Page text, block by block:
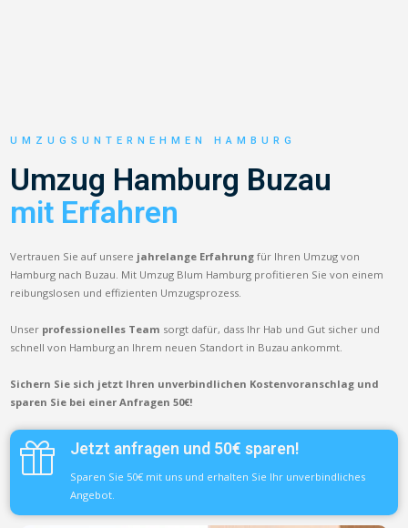
UMZUGSUNTERNEHMEN HAMBURG
Umzug Hamburg Buzau
mit Erfahren
Vertrauen Sie auf unsere jahrelange Erfahrung für Ihren Umzug von
Hamburg nach Buzau. Mit Umzug Blum Hamburg profitieren Sie von einem
reibungslosen und effizienten Umzugsprozess.
Unser professionelles Team sorgt dafür, dass Ihr Hab und Gut sicher und
schnell von Hamburg an Ihrem neuen Standort in Buzau ankommt.
Sichern Sie sich jetzt Ihren unverbindlichen Kostenvoranschlag und
sparen Sie bei einer Anfragen 50€!
Jetzt anfragen und 50€ sparen!
Sparen Sie 50€ mit uns und erhalten Sie Ihr unverbindliches
Angebot.